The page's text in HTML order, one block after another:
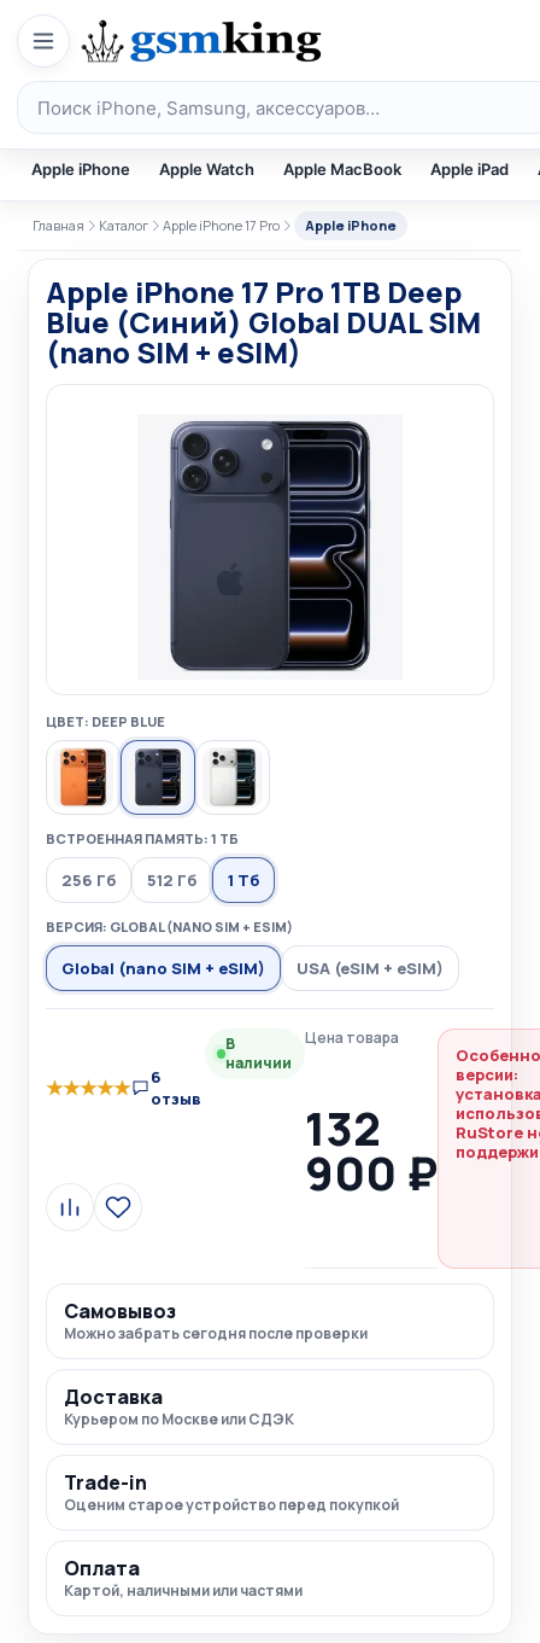
Перейти к содержимому
Поиск по каталогу
Apple iPhone Apple Watch Apple MacBook Apple iPad
Главная Каталог Apple iPhone 17 Pro Apple iPhone
Apple iPhone 17 Pro 1TB Deep
Blue (Синий) Global DUAL SIM
(nano SIM + eSIM)
ЦВЕТ: DEEP BLUE
ВСТРОЕННАЯ ПАМЯТЬ: 1 ТБ
256 Гб 512 Гб 1 Тб
ВЕРСИЯ: GLOBAL (NANO SIM + ESIM)
Global (nano SIM + eSIM) USA (eSIM + eSIM)
★★★★★
6
отзыв
Сравнить
В
избранное
В
наличии
Цена товара
132
900 ₽
версии:
RuStore
Самовывоз
Можно забрать сегодня после проверки
Доставка
Курьером по Москве или СДЭК
Trade-in
Оценим старое устройство перед покупкой
Оплата
Картой, наличными или частями